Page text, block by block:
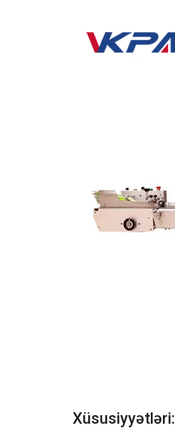
Xüsusiyyətləri: